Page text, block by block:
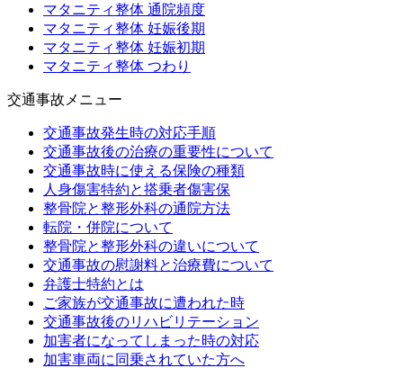
マタニティ整体 通院頻度
マタニティ整体 妊娠後期
マタニティ整体 妊娠初期
マタニティ整体 つわり
交通事故メニュー
交通事故発生時の対応手順
交通事故後の治療の重要性について
交通事故時に使える保険の種類
人身傷害特約と搭乗者傷害保
整骨院と整形外科の通院方法
転院・併院について
整骨院と整形外科の違いについて
交通事故の慰謝料と治療費について
弁護士特約とは
ご家族が交通事故に遭われた時
交通事故後のリハビリテーション
加害者になってしまった時の対応
加害車両に同乗されていた方へ